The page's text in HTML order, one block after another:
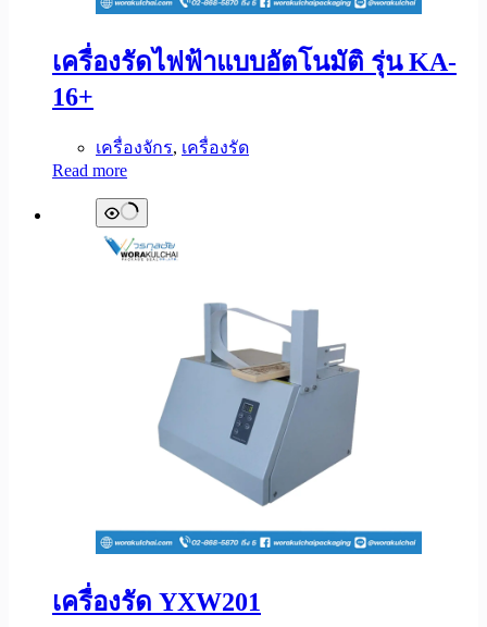
เครื่องรัดไฟฟ้าแบบอัตโนมัติ รุ่น KA-
16+
เครื่องจักร, เครื่องรัด
Read more
เครื่องรัด YXW201